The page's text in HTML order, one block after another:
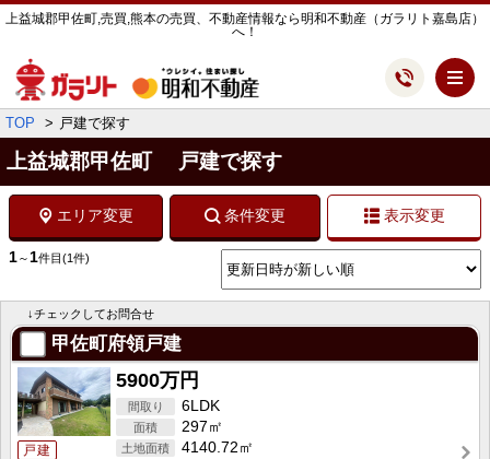
上益城郡甲佐町,売買,熊本の売買、不動産情報なら明和不動産（ガラリト嘉島店）
へ！
TOP 戸建で探す
上益城郡甲佐町 戸建で探す
エリア変更 条件変更 表示変更
1～1件目 (1件)
↓チェックしてお問合せ
甲佐町府領戸建
戸建
5900万円
6LDK
297㎡
4140.72㎡